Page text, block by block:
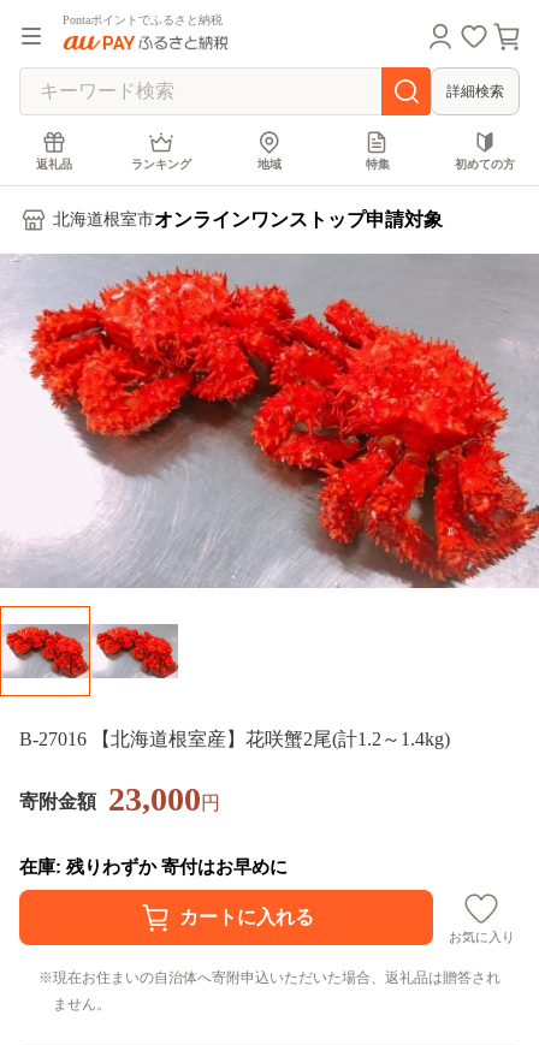
Pontaポイントでふるさと納税
詳細検索
返礼品 ランキング 地域 特集 初めての方
北海道根室市オンラインワンストップ申請対象
B-27016 【北海道根室産】花咲蟹2尾(計1.2～1.4kg)
寄附金額 23,000円
在庫: 残りわずか 寄付はお早めに
お気に入り
現在お住まいの自治体へ寄附申込いただいた場合、返礼品は贈答され
ません。